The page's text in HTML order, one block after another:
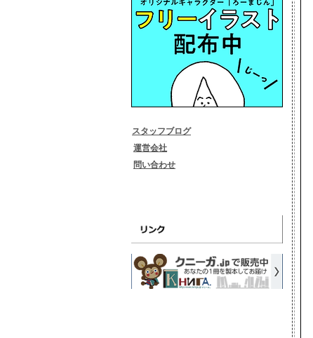
スタッフブログ
​運営会社
​問い合わせ